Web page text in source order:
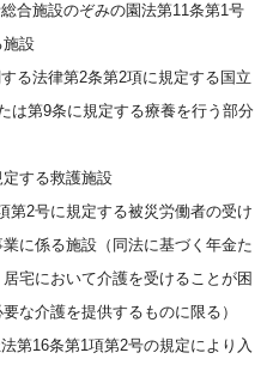
合施設のぞみの園法第11条第1号
施設
る法律第2条第2項に規定する国立
は第9条に規定する療養を行う部分
する救護施設
第2号に規定する被災労働者の受け
に係る施設（同法に基づく年金た
宅において介護を受けることが困
な介護を提供するものに限る）
第16条第1項第2号の規定により入